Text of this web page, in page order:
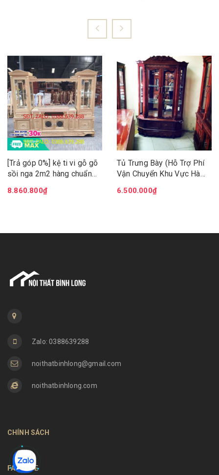
[Trả góp 0%] kệ ti vi gỗ gõ
sồi nga 2m2 hàng chuẩn
rượu liền kề sang trọng quý
8.860.800₫
Tủ Trưng Bày (Hỗ Trợ Phí
Vận Chuyển Khu Vực Hà
6.500.000₫
Zalo: 0388639288
noithatbinhlong@gmail.com
noithatbinhlong.com
CHÍNH SÁCH
FANPAGE